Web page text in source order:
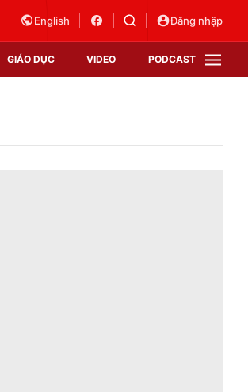
English Đăng nhập
GIÁO DỤC VIDEO PODCAST
VTV Sức khoẻ